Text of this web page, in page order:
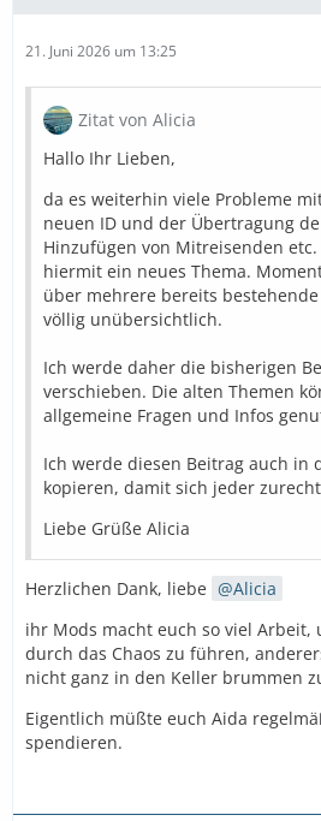
21. Juni 2026 um 13:25
Zitat von Alicia
Hallo Ihr Lieben,
da es weiterhin viele Probleme
neuen ID und der Übertragung
Hinzufügen von Mitreisenden
hiermit ein neues Thema.
über mehrere bereits
völlig unübersichtlich.
Ich werde daher die bisherigen
verschieben. Die alten Themen
allgemeine Fragen und Infos
Ich werde diesen Beitrag auch in
kopieren, damit sich jeder
Liebe Grüße Alicia
Herzlichen Dank, liebe
Alicia
ihr Mods macht euch so viel Arbeit,
durch das Chaos zu führen,
nicht ganz in den Keller brummen
Eigentlich müßte euch Aida
spendieren.